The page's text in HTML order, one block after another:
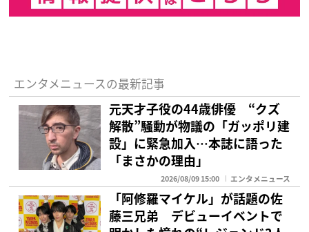
エンタメニュースの最新記事
元天才子役の44歳俳優 “クズ
解散”騒動が物議の「ガッポリ建
設」に緊急加入…本誌に語った
「まさかの理由」
2026/08/09 15:00 エンタメニュース
「阿修羅マイケル」が話題の佐
藤三兄弟 デビューイベントで